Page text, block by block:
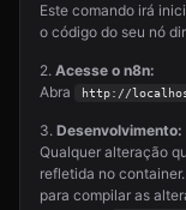
Este comando irá
o código do seu nó
2. Acesse o n8n:
Abra
http://
3. Desenvolvimento:
Qualquer alteração
refletida no
para compilar as